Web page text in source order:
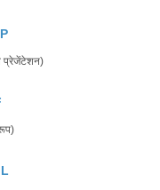
प्रेजेंटेशन)